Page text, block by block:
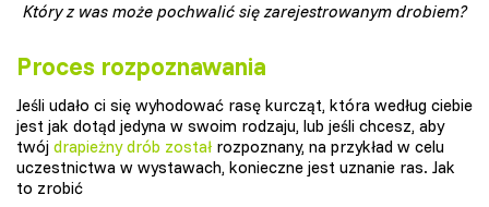
Który z was może pochwalić się zarejestrowanym drobiem?
Proces rozpoznawania
Jeśli udało ci się wyhodować rasę kurcząt, która według ciebie
jest jak dotąd jedyna w swoim rodzaju, lub jeśli chcesz, aby
twój drapieżny drób został rozpoznany, na przykład w celu
uczestnictwa w wystawach, konieczne jest uznanie ras. Jak
to zrobić